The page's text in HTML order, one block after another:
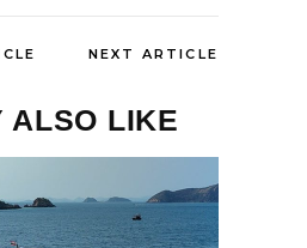
NEXT ARTICLE
ALSO LIKE